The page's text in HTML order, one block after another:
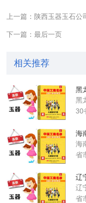
上一篇：陕西玉器玉石公
下一篇：最后一页
相关推荐
黑
黑
30
海
海
省
辽
辽
省